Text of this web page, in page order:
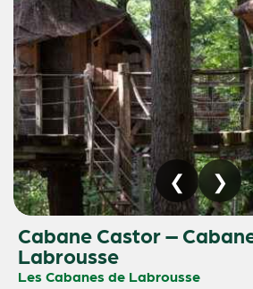
Cabane Castor –
Labrousse
Les Cabanes de Labrousse